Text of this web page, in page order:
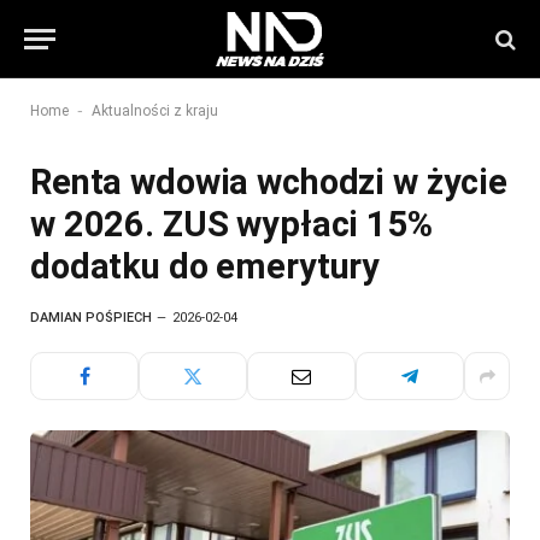
Home - Aktualności z kraju
Renta wdowia wchodzi w życie
w 2026. ZUS wypłaci 15%
dodatku do emerytury
DAMIAN POŚPIECH 2026-02-04